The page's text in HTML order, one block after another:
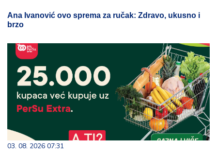
Ana Ivanović ovo sprema za ručak: Zdravo, ukusno i
brzo
03. 08. 2026 07:31